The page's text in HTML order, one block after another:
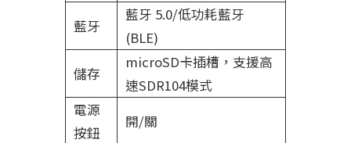
藍牙
藍牙 5.0/低功耗藍牙
(BLE)
儲存
microSD卡插槽，支援高
速SDR104模式
電源
按鈕
開/關